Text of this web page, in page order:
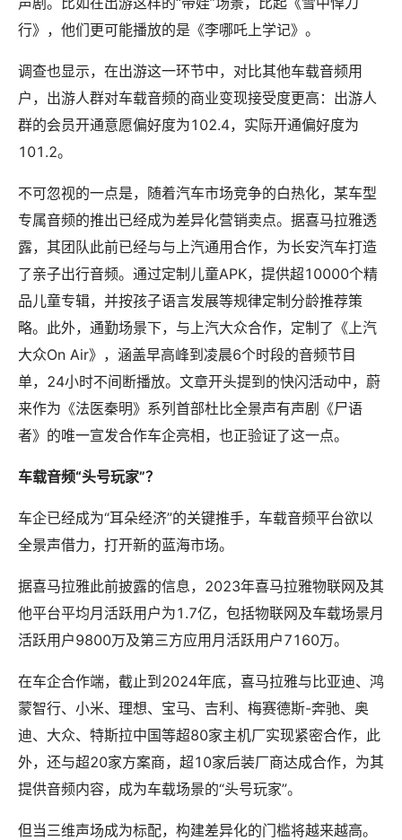
行》，他们更可能播放的是《李哪吒上学记》。
调查也显示，在出游这一环节中，对比其他车载音频用
户，出游人群对车载音频的商业变现接受度更高：出游人
群的会员开通意愿偏好度为102.4，实际开通偏好度为
101.2。
不可忽视的一点是，随着汽车市场竞争的白热化，某车型
专属音频的推出已经成为差异化营销卖点。据喜马拉雅透
露，其团队此前已经与与上汽通用合作，为长安汽车打造
了亲子出行音频。通过定制儿童APK，提供超10000个精
品儿童专辑，并按孩子语言发展等规律定制分龄推荐策
略。此外，通勤场景下，与上汽大众合作，定制了《上汽
大众On Air》，涵盖早高峰到凌晨6个时段的音频节目
单，24小时不间断播放。文章开头提到的快闪活动中，蔚
来作为《法医秦明》系列首部杜比全景声有声剧《尸语
者》的唯一宣发合作车企亮相，也正验证了这一点。
车载音频“头号玩家”？
车企已经成为“耳朵经济”的关键推手，车载音频平台欲以
全景声借力，打开新的蓝海市场。
据喜马拉雅此前披露的信息，2023年喜马拉雅物联网及其
他平台平均月活跃用户为1.7亿，包括物联网及车载场景月
活跃用户9800万及第三方应用月活跃用户7160万。
在车企合作端，截止到2024年底，喜马拉雅与比亚迪、鸿
蒙智行、小米、理想、宝马、吉利、梅赛德斯-奔驰、奥
迪、大众、特斯拉中国等超80家主机厂实现紧密合作，此
外，还与超20家方案商，超10家后装厂商达成合作，为其
提供音频内容，成为车载场景的“头号玩家”。
但当三维声场成为标配，构建差异化的门槛将越来越高。